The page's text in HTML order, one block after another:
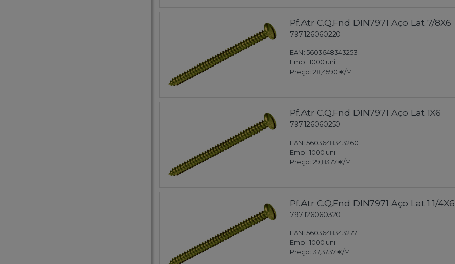
Pf.Atr C.Q.Fnd DIN7971 Aço Lat 7/8X6
797126060220
EAN: 5603648343253
Emb.:1000 uni
Preço: 28,4590 €/Ml
Pf.Atr C.Q.Fnd DIN7971 Aço Lat 1X6
797126060250
EAN: 5603648343260
Emb.:1000 uni
Preço: 29,8377 €/Ml
Pf.Atr C.Q.Fnd DIN7971 Aço Lat 1 1/4X6
797126060320
EAN: 5603648343277
Emb.:1000 uni
Preço: 37,3737 €/Ml